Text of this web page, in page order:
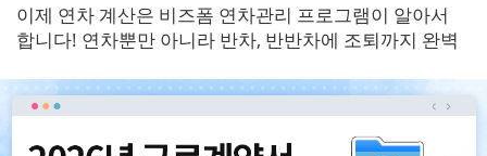
이제 연차 계산은 비즈폼 연차관리 프로그램이 알아서
합니다! 연차뿐만 아니라 반차, 반반차에 조퇴까지 완벽